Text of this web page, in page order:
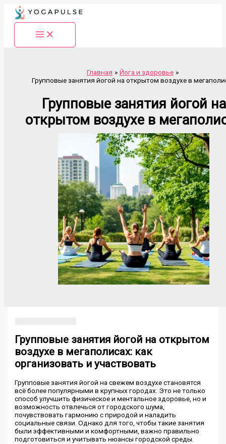
Перейти
содержимому
Главная
Йога и здоровье
Групповые занятия йогой на открытом воздухе в
Групповые занятия йогой на
открытом воздухе в
Групповые занятия йогой на открытом
воздухе в мегаполисах: как
организовать и участвовать
Групповые занятия йогой на свежем воздухе становятся
всё более популярными в крупных городах. Это не только
способ улучшить физическое и ментальное здоровье, но и
возможность отвлечься от городского шума,
почувствовать гармонию с природой и наладить
социальные связи. Однако для того, чтобы такие занятия
были эффективными и комфортными, важно правильно
подготовиться и учитывать нюансы городской среды.